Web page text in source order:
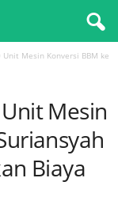
Mesin Konversi BBM ke
Mesin
Biaya